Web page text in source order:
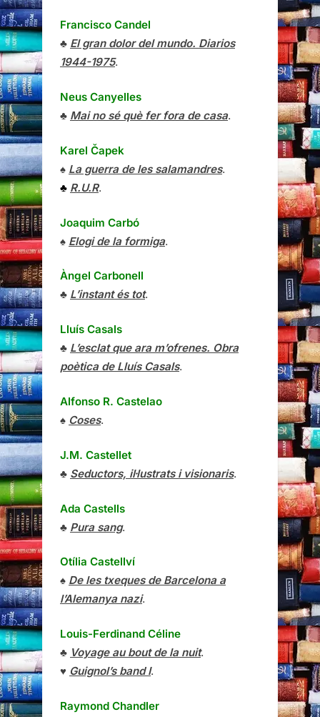
Francisco Candel
♣ El gran dolor del mundo. Diarios
1944-1975.
Neus Canyelles
♣ Mai no sé què fer fora de casa.
Karel Čapek
♠ La guerra de les salamandres.
♣ R.U.R.
Joaquim Carbó
♠ Elogi de la formiga.
Àngel Carbonell
♣ L’instant és tot.
Lluís Casals
♣ L’esclat que ara m’ofrenes. Obra
poètica de Lluís Casals.
Alfonso R. Castelao
♠ Coses.
J.M. Castellet
♣ Seductors, il·lustrats i visionaris.
Ada Castells
♣ Pura sang.
Otília Castellví
♠ De les txeques de Barcelona a
l’Alemanya nazi.
Louis-Ferdinand Céline
♣ Voyage au bout de la nuit.
♥ Guignol’s band I.
Raymond Chandler